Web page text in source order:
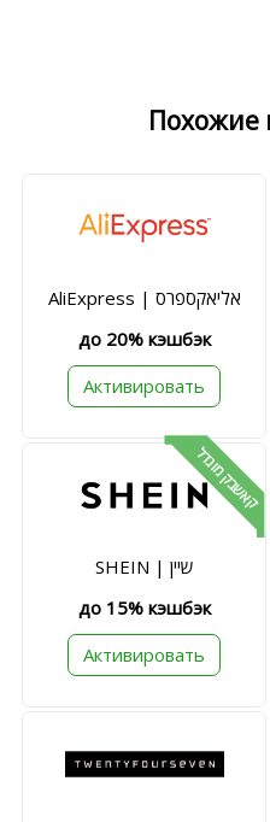
Похожие
AliExpress | אליאקספרס
до 20% кэшбэк
Активировать
קאשבק מוגדל
SHEIN | שיין
до 15% кэшбэк
Активировать